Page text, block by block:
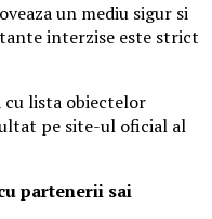
un mediu sigur si
interzise este strict
lista obiectelor
pe site-ul oficial al
partenerii sai